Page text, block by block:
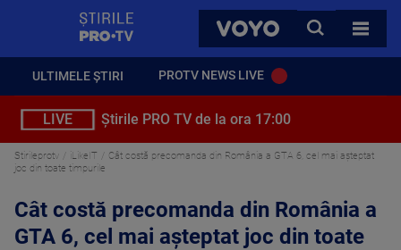
VOYO
CAUTA
TOATE
ULTIMELE ȘTIRI PROTV NEWS LIVE
LIVE Știrile PRO TV de la ora 17:00
Stirileprotv iLikeIT
Cât costă precomanda din România a GTA 6, cel mai așteptat
joc din toate timpurile
Cât costă precomanda din România a
GTA 6, cel mai așteptat joc din toate